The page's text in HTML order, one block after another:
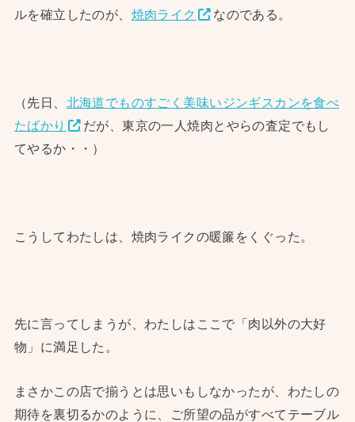
ルを確立したのが、 焼肉ライク なのである。
（先日、 北海道でものすごく美味いジンギスカンを食べ
たばかり
だが、東京の一人焼肉とやらの査定でもし
てやるか・・）
こうしてわたしは、焼肉ライクの暖簾をくぐった。
先に言ってしまうが、わたしはここで「肉以外の大好
物」に満足した。
まさかこの店で揃うとは思いもしなかったが、わたしの
期待を裏切るかのように、ご所望の品がすべてテーブル